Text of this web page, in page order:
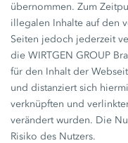
übernommen. Zum
illegalen Inhalte auf den
Seiten jedoch jederzeit
die WIRTGEN GROUP
für den Inhalt der
und distanziert sich
verknüpften und
verändert wurden. Die
Risiko des Nutzers.